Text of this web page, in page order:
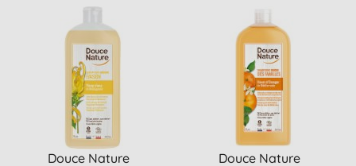
Douce Nature
Douce Nature